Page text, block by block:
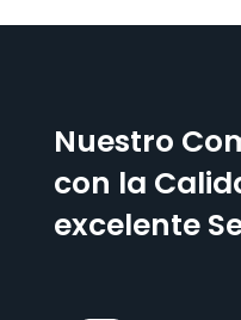
Nuestro
con la
excelente